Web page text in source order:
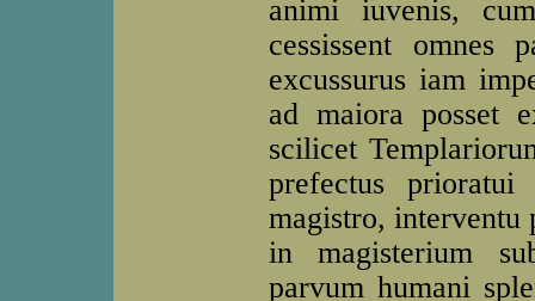
animi iuvenis,
cessissent omnes
excussurus iam
ad maiora posset
scilicet
prefectus prioratui
magistro, interventu
in magisterium
parvum humani